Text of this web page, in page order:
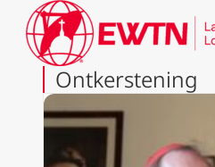
Ontkerstening